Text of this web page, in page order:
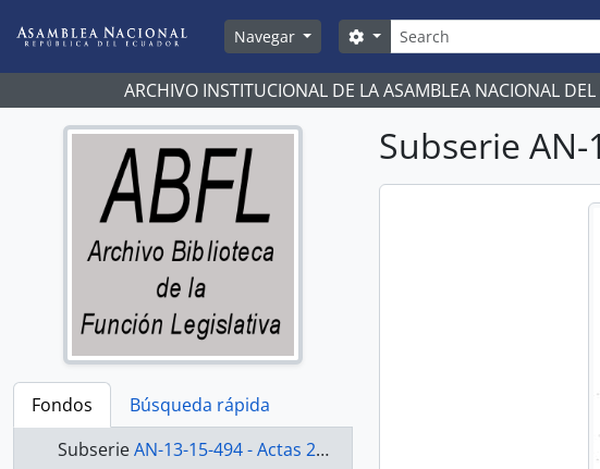
Navegar
Búsqueda
Search options
ARCHIVO INSTITUCIONAL DE LA ASAMBLEA NACIONAL
Fondos
Búsqueda rápida
SubserieAN-13-15-494 - Actas 2013-2015
Subserie AN-